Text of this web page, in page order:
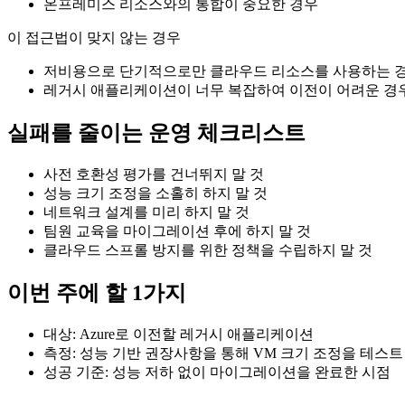
온프레미스 리소스와의 통합이 중요한 경우
이 접근법이 맞지 않는 경우
저비용으로 단기적으로만 클라우드 리소스를 사용하는
레거시 애플리케이션이 너무 복잡하여 이전이 어려운 경
실패를 줄이는 운영 체크리스트
사전 호환성 평가를 건너뛰지 말 것
성능 크기 조정을 소홀히 하지 말 것
네트워크 설계를 미리 하지 말 것
팀원 교육을 마이그레이션 후에 하지 말 것
클라우드 스프롤 방지를 위한 정책을 수립하지 말 것
이번 주에 할 1가지
대상: Azure로 이전할 레거시 애플리케이션
측정: 성능 기반 권장사항을 통해 VM 크기 조정을 테스트
성공 기준: 성능 저하 없이 마이그레이션을 완료한 시점